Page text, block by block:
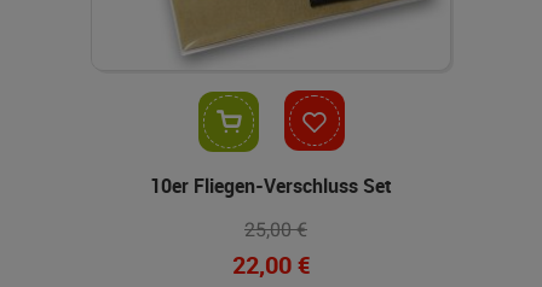
10er Fliegen-Verschluss Set
22,00 €
25,00 €